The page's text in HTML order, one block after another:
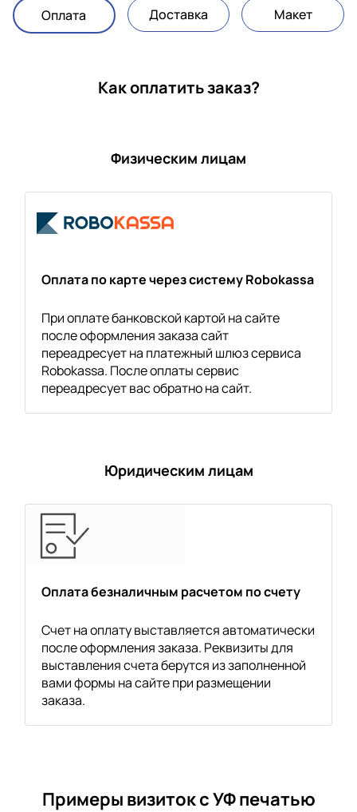
Оплата Доставка Макет
Как оплатить заказ?
Физическим лицам
Оплата по карте через систему Robokassa
При оплате банковской картой на сайте
после оформления заказа сайт
переадресует на платежный шлюз сервиса
Robokassa. После оплаты сервис
переадресует вас обратно на сайт.
Юридическим лицам
Оплата безналичным расчетом по счету
Счет на оплату выставляется автоматически
после оформления заказа. Реквизиты для
выставления счета берутся из заполненной
вами формы на сайте при размещении
заказа.
Примеры визиток с УФ печатью